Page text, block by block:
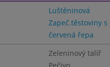
Luštěninová
Zapeč.těstoviny s
červená řepa
Zeleninový talíř